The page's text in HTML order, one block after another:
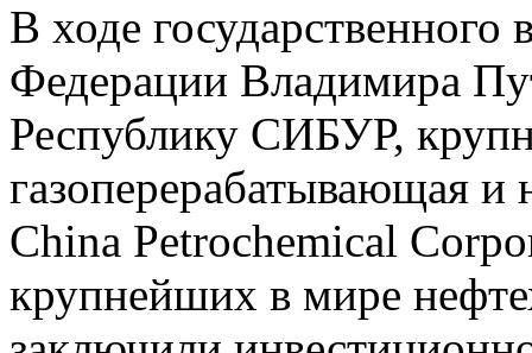
В ходе государственного
Федерации Владимира
Республику СИБУР,
газоперерабатывающая и
China Petrochemical
крупнейших в мире